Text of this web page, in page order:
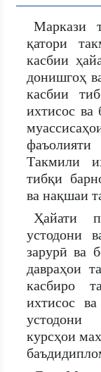
Маркази
қатори
касбии
донишгоҳ
касбии
ихтисос ва
Такмили
тибқи
ва нақшаи
Ҳайати
устодони
зарурӣ ва
давраҳои
касбиро
ихтисос
курсҳои